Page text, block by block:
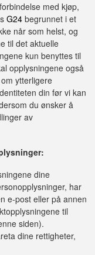
med kjøp,
G24begrunnet i et
når som helst, og
til det aktuelle
kun benyttes til
opplysningene også
ytterligere
din før vi kan
du ønsker å
av
dine
har
e-post eller på annen
til
siden).
dine rettigheter,